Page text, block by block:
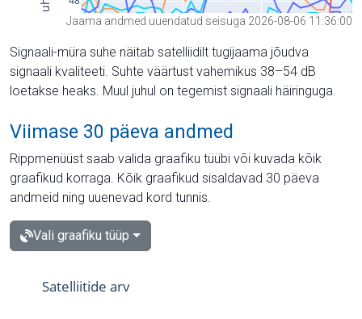
Jaama andmed uuendatud seisuga 2026-08-06 11:36:00
Signaali-müra suhe näitab satelliidilt tugijaama jõudva
signaali kvaliteeti. Suhte väärtust vahemikus 38–54 dB
loetakse heaks. Muul juhul on tegemist signaali häiringuga.
Viimase 30 päeva andmed
Rippmenüüst saab valida graafiku tüübi või kuvada kõik
graafikud korraga. Kõik graafikud sisaldavad 30 päeva
andmeid ning uuenevad kord tunnis.
Vali graafiku tüüp
Satelliitide arv